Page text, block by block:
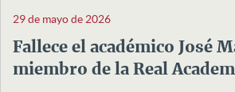
29 de mayo de 2026
Fallece el académico José
miembro de la Real